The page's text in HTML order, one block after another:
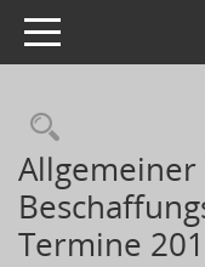
Toggle navigation
Allgemeiner
Termine